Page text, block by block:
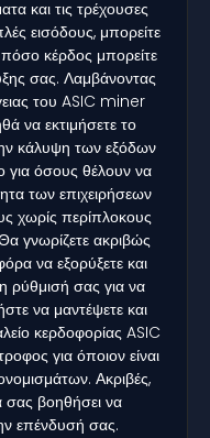
και τις τρέχουσες
εισόδους, μπορείτε
πόσο κέρδος μπορείτε
σας. Λαμβάνοντας
του ASIC miner
να εκτιμήσετε το
κάλυψη των εξόδων
για όσους θέλουν να
των επιχειρήσεων
χωρίς περίπλοκους
γνωρίζετε ακριβώς
να εξορύξετε και
ρύθμισή σας για να
να μαντέψετε και
κερδοφορίας ASIC
για όποιον είναι
Ακριβές,
σας βοηθήσει να
επένδυσή σας.